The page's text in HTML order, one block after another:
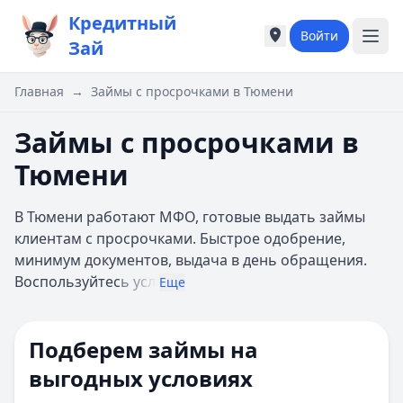
Кредитный
Зай
Города России
Москва
Казань
Б
Барнаул
Белгород
Города России
Москва
Казань
Б
Барнаул
Белгород
Войти
Главная → Займы с просрочками в Тюмени
Займы с просрочками в
Тюмени
В Тюмени работают МФО, готовые выдать займы
клиентам с просрочками. Быстрое одобрение,
минимум документов, выдача в день обращения.
Воспользуйтесь усл Еще
Подберем займы на
выгодных условиях